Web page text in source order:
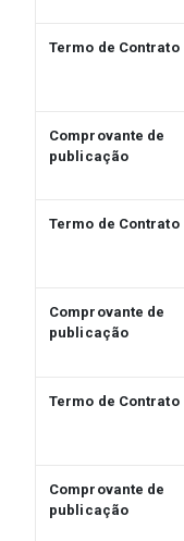
Termo de Contrato
Comprovante de
publicação
Termo de Contrato
Comprovante de
publicação
Termo de Contrato
Comprovante de
publicação